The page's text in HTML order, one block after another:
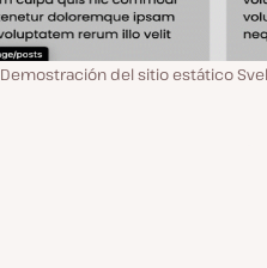
Demostración del sitio estático